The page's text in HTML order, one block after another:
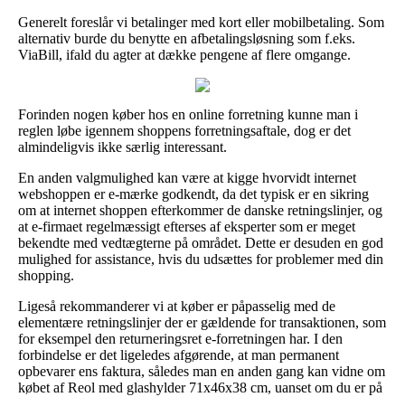
Generelt foreslår vi betalinger med kort eller mobilbetaling. Som
alternativ burde du benytte en afbetalingsløsning som f.eks.
ViaBill, ifald du agter at dække pengene af flere omgange.
Forinden nogen køber hos en online forretning kunne man i
reglen løbe igennem shoppens forretningsaftale, dog er det
almindeligvis ikke særlig interessant.
En anden valgmulighed kan være at kigge hvorvidt internet
webshoppen er e-mærke godkendt, da det typisk er en sikring
om at internet shoppen efterkommer de danske retningslinjer, og
at e-firmaet regelmæssigt efterses af eksperter som er meget
bekendte med vedtægterne på området. Dette er desuden en god
mulighed for assistance, hvis du udsættes for problemer med din
shopping.
Ligeså rekommanderer vi at køber er påpasselig med de
elementære retningslinjer der er gældende for transaktionen, som
for eksempel den returneringsret e-forretningen har. I den
forbindelse er det ligeledes afgørende, at man permanent
opbevarer ens faktura, således man en anden gang kan vidne om
købet af Reol med glashylder 71x46x38 cm, uanset om du er på